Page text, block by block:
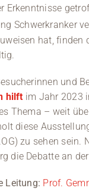
Erkenntnisse
Schwerkranker
hat,
und
hilft im Jahr 2023
Thema – weit
diese
zu sehen sein.
die Debatte an
Leitung: Prof.